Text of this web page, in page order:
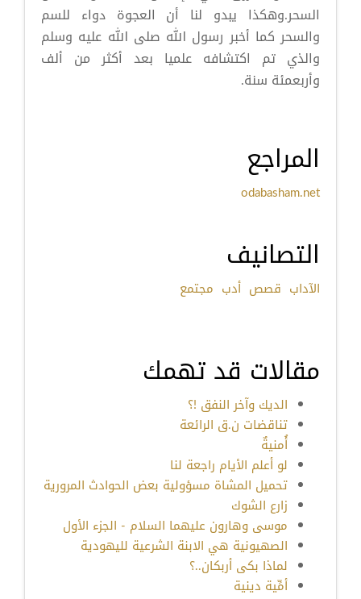
السحر.وهكذا يبدو لنا أن العجوة دواء للسم
والسحر كما أخبر رسول الله صلى الله عليه وسلم
والذي تم اكتشافه علميا بعد أكثر من ألف
وأربعمئة سنة.
المراجع
odabasham.net
التصانيف
الآداب قصص أدب مجتمع
مقالات قد تهمك
الديك وآخر النفق !؟
تناقضات ن.ق الرائعة
أُمنيةٌ
لو أعلم الأيام راجعة لنا
تحميل المشاة مسؤولية بعض الحوادث المرورية
زارع الشوك
موسى وهارون عليهما السلام - الجزء الأول
الصهيونية هي الابنة الشرعية لليهودية
لماذا بكى أربكان..؟
أمِّية دينية